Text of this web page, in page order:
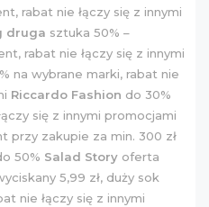
rabat nie łączy się z innymi
druga sztuka 50% –
rabat nie łączy się z innymi
na wybrane marki, rabat nie
Riccardo Fashion do 30%
się z innymi promocjami
przy zakupie za min. 300 zł
50% Salad Story oferta
5,99 zł, duży sok
nie łączy się z innymi